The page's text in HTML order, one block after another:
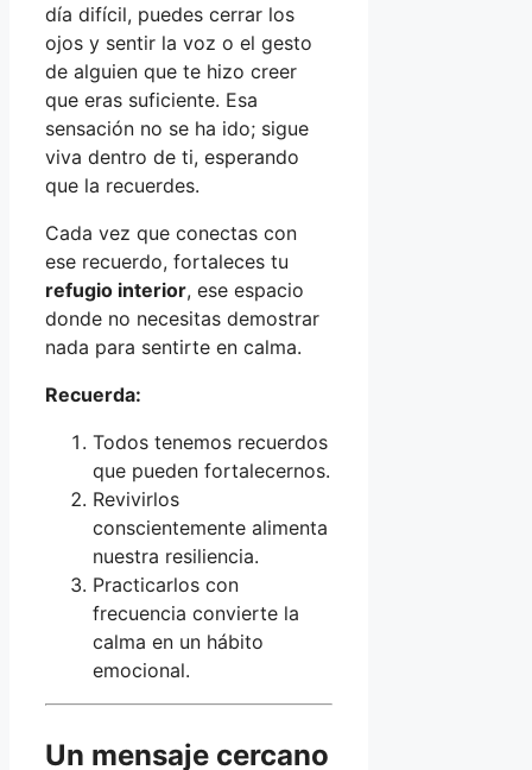
día difícil, puedes cerrar los
ojos y sentir la voz o el gesto
de alguien que te hizo creer
que eras suficiente. Esa
sensación no se ha ido; sigue
viva dentro de ti, esperando
que la recuerdes.
Cada vez que conectas con
ese recuerdo, fortaleces tu
refugio interior, ese espacio
donde no necesitas demostrar
nada para sentirte en calma.
Recuerda:
Todos tenemos recuerdos
que pueden fortalecernos.
Revivirlos
conscientemente alimenta
nuestra resiliencia.
Practicarlos con
frecuencia convierte la
calma en un hábito
emocional.
Un mensaje cercano